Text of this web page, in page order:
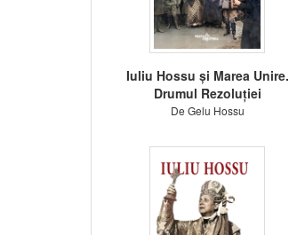
Iuliu Hossu și Marea Unire.
Drumul Rezoluției
De Gelu Hossu